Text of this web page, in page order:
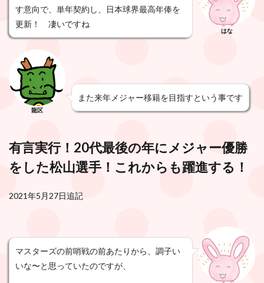
す意向で、単年契約し、日本球界最高年俸を
更新！ 凄いですね
はな
龍区
また来年メジャー移籍を目指すという事です
有言実行！20代最後の年にメジャー優勝
をした松山選手！これからも躍進する！
2021年5月27日追記
マスターズの前哨戦の前あたりから、調子い
いな〜と思っていたのですが、